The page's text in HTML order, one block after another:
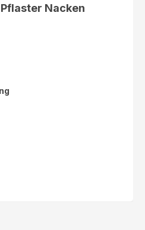
Nacken